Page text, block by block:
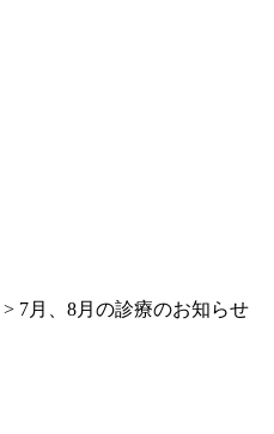
> 7月、8月の診療のお知らせ